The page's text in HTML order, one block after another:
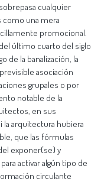
cualquier
una mera
promocional.
último cuarto del siglo
de la banalización, la
asociación
grupales o por
notable de la
en sus
arquitectura hubiera
que las fórmulas
exponer(se) y
activar algún tipo de
circulante